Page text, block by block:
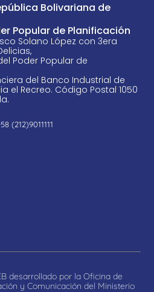
Bolivariana de
Popular de Planificación
Solano López con 3era
Poder Popular de
del Banco Industrial de
el Recreo. Código Postal 1050
​(212)9011111
desarrollado por la Oficina de
y Comunicación del Ministerio